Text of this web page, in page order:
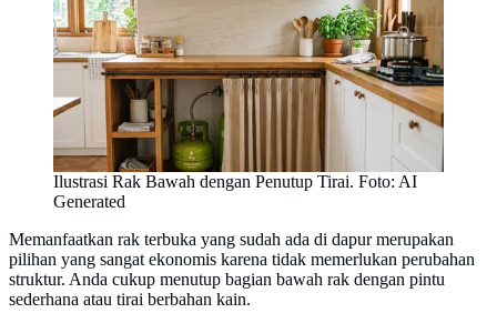
Ilustrasi Rak Bawah dengan Penutup Tirai. Foto: AI
Generated
Memanfaatkan rak terbuka yang sudah ada di dapur merupakan
pilihan yang sangat ekonomis karena tidak memerlukan perubahan
struktur. Anda cukup menutup bagian bawah rak dengan pintu
sederhana atau tirai berbahan kain.